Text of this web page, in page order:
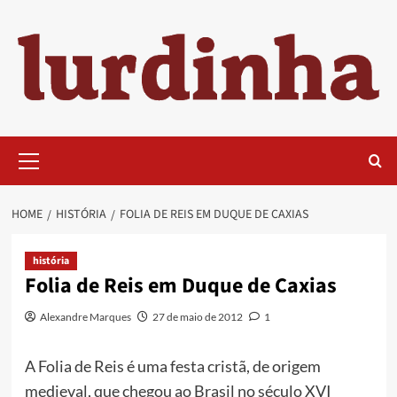
content
Menu
HOME HISTÓRIA FOLIA DE REIS EM DUQUE DE CAXIAS
história
Folia de Reis em Duque de Caxias
Alexandre Marques 27 de maio de 2012 1
A Folia de Reis é uma festa cristã, de origem
medieval, que chegou ao Brasil no século XVI